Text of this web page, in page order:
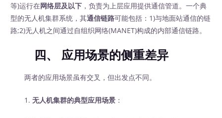
等)运行在网络层及以下 ，负责为上层应用提供通信管道。一个典
型的无人机集群系统，其通信链路可能包括：1)与地面站通信的链
路;2)无人机之间通过自组织网络(MANET)构成的内部通信链路。
四、 应用场景的侧重差异
两者的应用场景虽有交叉，但出发点不同。
1.无人机集群的典型应用场景 ：